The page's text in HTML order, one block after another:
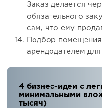
Заказ делается
обязательного
сам, что ему
Подбор
арендодателем
4 бизнес-идеи с
минимальными
тысяч)